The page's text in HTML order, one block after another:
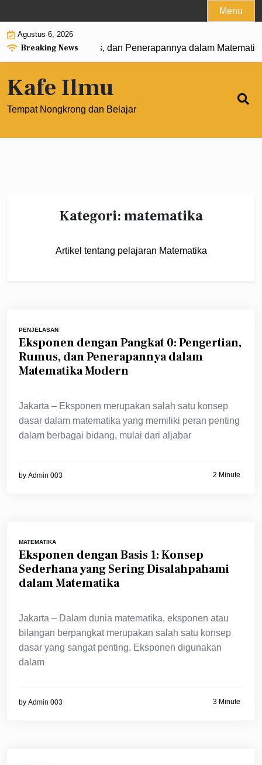
to
content
Menu
Agustus 6, 2026
Breaking NewsRumus, dan Penerapannya dalam Matematika
Kafe Ilmu
Tempat Nongkrong dan Belajar
Kategori:matematika
Artikel tentang pelajaran Matematika
PENJELASAN
Eksponen dengan Pangkat 0: Pengertian,
Rumus, dan Penerapannya dalam
Matematika Modern
Jakarta – Eksponen merupakan salah satu konsep
dasar dalam matematika yang memiliki peran penting
dalam berbagai bidang, mulai dari aljabar
by Admin 003 2 Minute
MATEMATIKA
Eksponen dengan Basis 1: Konsep
Sederhana yang Sering Disalahpahami
dalam Matematika
Jakarta – Dalam dunia matematika, eksponen atau
bilangan berpangkat merupakan salah satu konsep
dasar yang sangat penting. Eksponen digunakan
dalam
by Admin 003 3 Minute